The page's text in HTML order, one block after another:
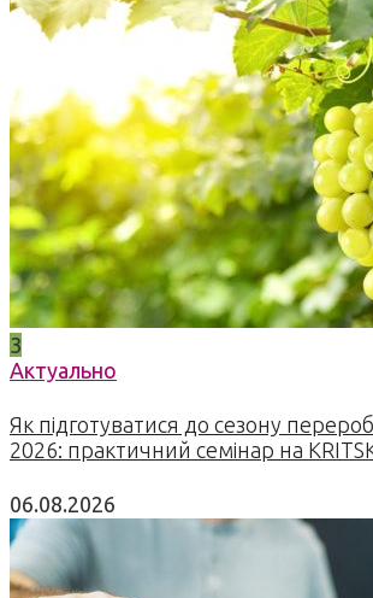
3
Актуально
Як підготуватися до сезону
2026: практичний семінар на
06.08.2026